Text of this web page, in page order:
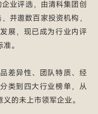
业评选，由清科集团创
并邀数百家投资机构，
展，现已成为行业内评
。
差异性、团队特质、经
类到四大行业榜单，从
的未上市领军企业。